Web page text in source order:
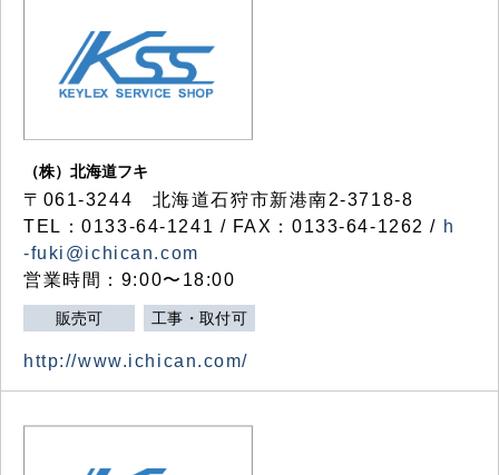
（株）北海道フキ
〒061-3244 北海道石狩市新港南2-3718-8
TEL：0133-64-1241 / FAX：0133-64-1262 / h
-fuki@ichican.com
営業時間：9:00〜18:00
販売可 工事・取付可
http://www.ichican.com/